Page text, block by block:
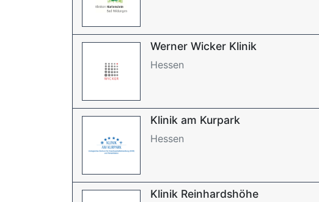
Werner Wicker Klinik
Hessen
Klinik am Kurpark
Hessen
Klinik Reinhardshöhe